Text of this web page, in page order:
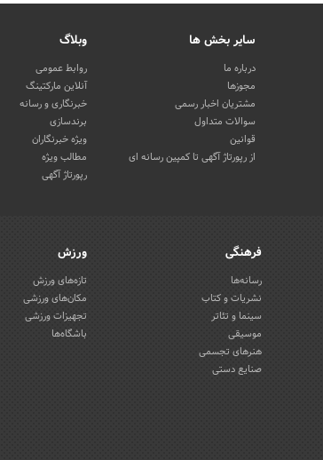
سایر بخش ها
درباره ما
مجوزها
مشتریان اخبار رسمی
سوالات متداول
قوانین
از رپورتاژ آگهی تا کمپین رسانه ای
وبلاگ
روابط عمومی
آنلاین مارکتینگ
خبرنگاری و رسانه
برندسازی
ویژه خبرنگاران
مطالب ویژه
رپورتاژ آگهی
فرهنگی
رسانه‌ها
نشریات و کتاب
سینما و تئاتر
موسیقی
هنرهای تجسمی
صنایع دستی
ورزش
تازه‌های ورزش
مکان‌های ورزشی
تجهیزات ورزشی
باشگاه‌ها